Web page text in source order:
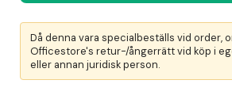
Då denna vara specialbeställs vid order,
Officestore's retur-/ångerrätt vid köp i
eller annan juridisk person.